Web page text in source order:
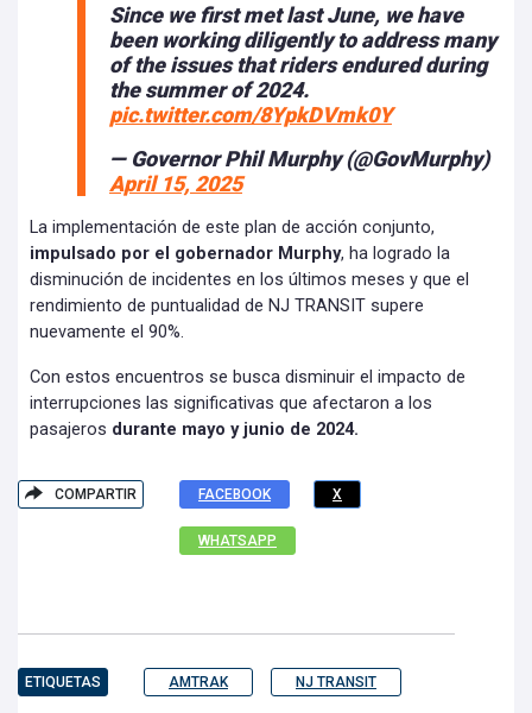
Since we first met last June, we have
been working diligently to address many
of the issues that riders endured during
the summer of 2024.
pic.twitter.com/8YpkDVmk0Y
— Governor Phil Murphy (@GovMurphy)
April 15, 2025
La implementación de este plan de acción conjunto,
impulsado por el gobernador Murphy, ha logrado la
disminución de incidentes en los últimos meses y que el
rendimiento de puntualidad de NJ TRANSIT supere
nuevamente el 90%.
Con estos encuentros se busca disminuir el impacto de
interrupciones las significativas que afectaron a los
pasajeros durante mayo y junio de 2024.
COMPARTIR FACEBOOK X
WHATSAPP
ETIQUETAS AMTRAK NJ TRANSIT